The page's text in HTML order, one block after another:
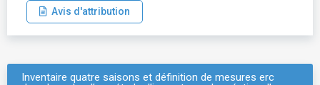
Avis d'attribution
Inventaire quatre saisons et définition de mesures erc